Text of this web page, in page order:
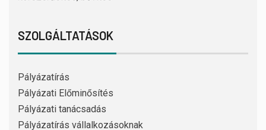
SZOLGÁLTATÁSOK
Pályázatírás
Pályázati Előminősítés
Pályázati tanácsadás
Pályázatírás vállalkozásoknak